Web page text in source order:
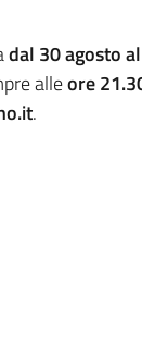
dal 30 agosto
alleore
.